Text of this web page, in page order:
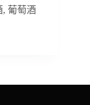
,葡萄酒